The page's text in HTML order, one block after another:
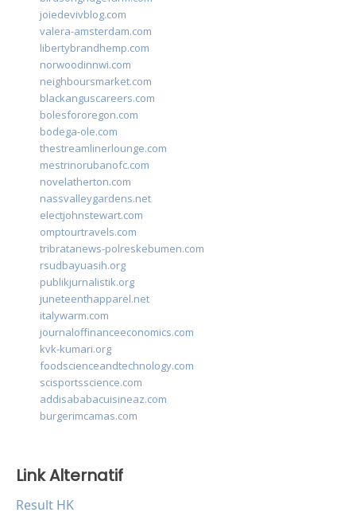
joiedevivblog.com
valera-amsterdam.com
libertybrandhemp.com
norwoodinnwi.com
neighboursmarket.com
blackanguscareers.com
bolesfororegon.com
bodega-ole.com
thestreamlinerlounge.com
mestrinorubanofc.com
novelatherton.com
nassvalleygardens.net
electjohnstewart.com
omptourtravels.com
tribratanews-polreskebumen.com
rsudbayuasih.org
publikjurnalistik.org
juneteenthapparel.net
italywarm.com
journaloffinanceeconomics.com
kvk-kumari.org
foodscienceandtechnology.com
scisportsscience.com
addisababacuisineaz.com
burgerimcamas.com
Link Alternatif
Result HK